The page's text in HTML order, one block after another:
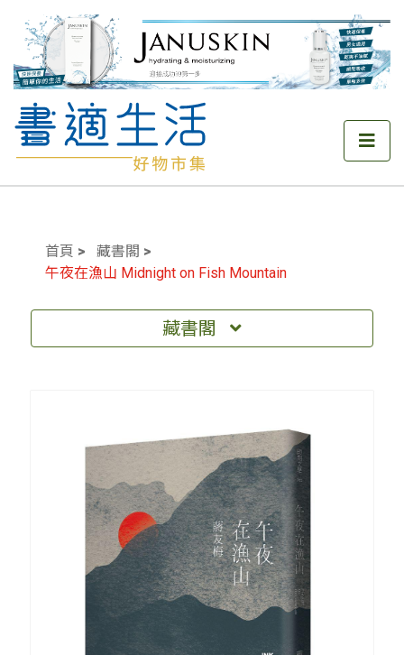
首頁
藏書閣
午夜在漁山 Midnight on Fish Mountain
藏書閣